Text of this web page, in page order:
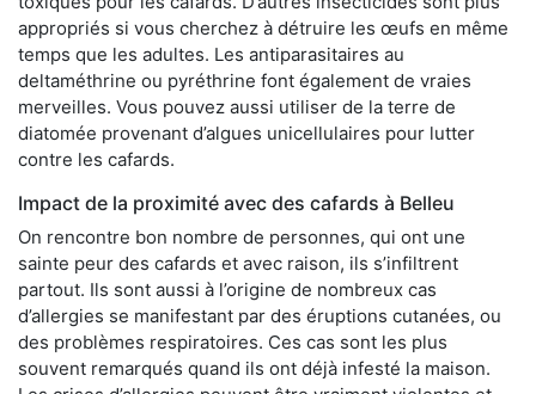
appropriés si vous cherchez à détruire les œufs en même
temps que les adultes. Les antiparasitaires au
deltaméthrine ou pyréthrine font également de vraies
merveilles. Vous pouvez aussi utiliser de la terre de
diatomée provenant d’algues unicellulaires pour lutter
contre les cafards.
Impact de la proximité avec des cafards à Belleu
On rencontre bon nombre de personnes, qui ont une
sainte peur des cafards et avec raison, ils s’infiltrent
partout. Ils sont aussi à l’origine de nombreux cas
d’allergies se manifestant par des éruptions cutanées, ou
des problèmes respiratoires. Ces cas sont les plus
souvent remarqués quand ils ont déjà infesté la maison.